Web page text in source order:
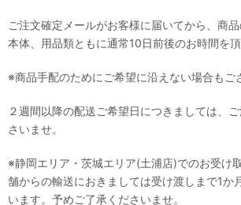
ご注文確定メールがお客様に届いてから、商
本体、用品類ともに通常10日前後のお時間を頂
※商品手配のためにご希望に沿えない場合もご
２週間以降の配送ご希望日につきましては、
さいませ。
※静岡エリア・茨城エリア(土浦店)でのお受け
舗からの輸送におきましては受け渡しまで1か
います。予めご了承くださいませ。